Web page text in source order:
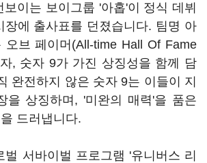
이는 보이그룹 '아홉'이 정식 데뷔
장에 출사표를 던졌습니다. 팀명 아
오브 페이머(All-time Hall Of Fame
, 숫자 9가 가진 상징성을 함께 담
완전하지 않은 숫자 9는 이들이 지
을 상징하며, '미완의 매력'을 품은
드러냅니다.
벌 서바이벌 프로그램 '유니버스 리